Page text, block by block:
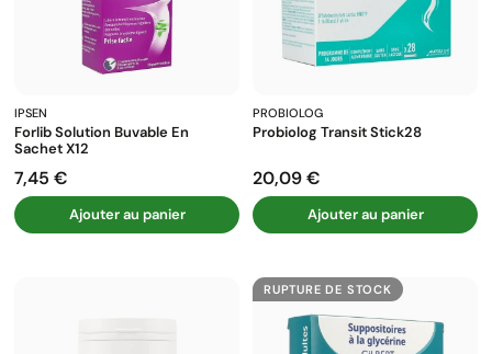
IPSEN
Forlib Solution Buvable En
Sachet X12
Prix
7,45 €
Ajouter au panier
PROBIOLOG
Probiolog Transit Stick28
Prix
20,09 €
Ajouter au panier
RUPTURE DE STOCK